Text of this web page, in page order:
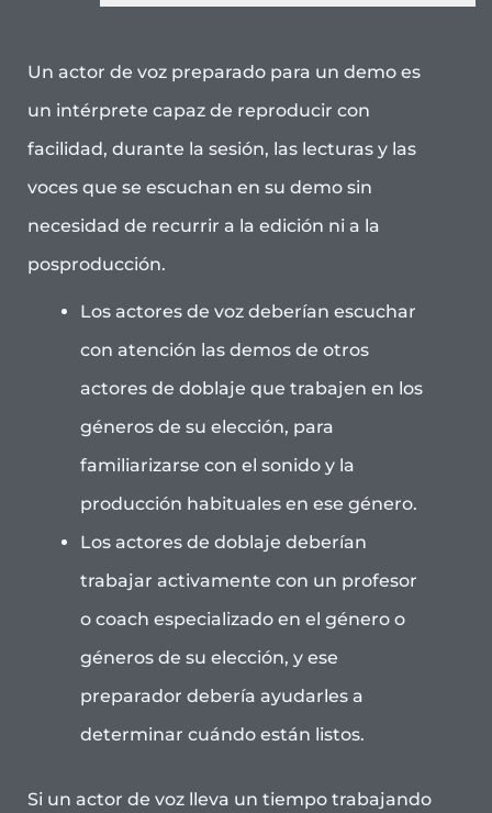
Un actor de voz preparado para un demo es
un intérprete capaz de reproducir con
facilidad, durante la sesión, las lecturas y las
voces que se escuchan en su demo sin
necesidad de recurrir a la edición ni a la
posproducción.
Los actores de voz deberían escuchar
con atención las demos de otros
actores de doblaje que trabajen en los
géneros de su elección, para
familiarizarse con el sonido y la
producción habituales en ese género.
Los actores de doblaje deberían
trabajar activamente con un profesor
o coach especializado en el género o
géneros de su elección, y ese
preparador debería ayudarles a
determinar cuándo están listos.
Si un actor de voz lleva un tiempo trabajando